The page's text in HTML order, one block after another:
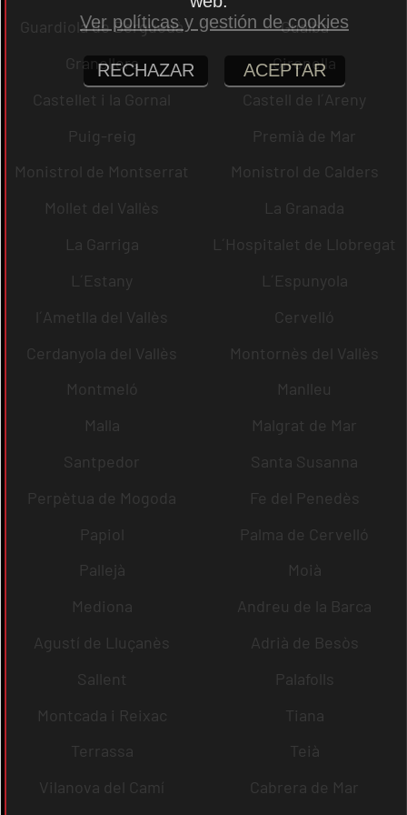
Guardiola de Berguedà
Gualba
Granollers
Gironella
Castellet i la Gornal
Castell de l´Areny
Puig-reig
Premià de Mar
Monistrol de Montserrat
Monistrol de Calders
Mollet del Vallès
La Granada
La Garriga
L´Hospitalet de Llobregat
L´Estany
L´Espunyola
l´Ametlla del Vallès
Cervelló
Cerdanyola del Vallès
Montornès del Vallès
Montmeló
Manlleu
Malla
Malgrat de Mar
Santpedor
Santa Susanna
Perpètua de Mogoda
Fe del Penedès
Papiol
Palma de Cervelló
Pallejà
Moià
Mediona
Andreu de la Barca
Agustí de Lluçanès
Adrià de Besòs
Sallent
Palafolls
Montcada i Reixac
Tiana
Terrassa
Teià
Vilanova del Camí
Cabrera de Mar
Ver políticas y gestión de cookies
RECHAZAR ACEPTAR